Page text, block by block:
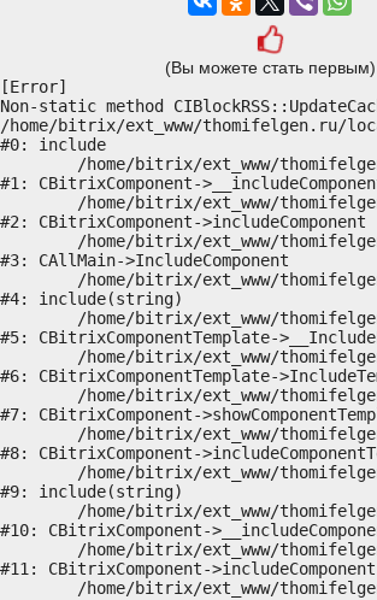
(Вы можете стать первым)
[Error]
Non-static method
/home/bitrix/ext_www/thomifelgen.ru/
#0: include
#1: CBitrixComponent-
#2: CBitrixComponent->includeComponent
#3: CAllMain->IncludeComponent
#4: include(string)
#5: CBitrixComponentTemplate-
#6: CBitrixComponentTemplate-
#7: CBitrixComponent-
#8: CBitrixComponent-
#9: include(string)
#10: CBitrixComponent-
#11: CBitrixComponent->includeComponent